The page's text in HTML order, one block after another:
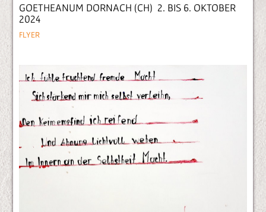
GOETHEANUM DORNACH (CH) 2. BIS 6. OKTOBER
2024
FLYER